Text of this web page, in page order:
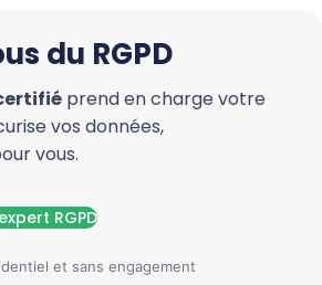
du RGPD
prend en charge votre
vos données,
vous.
RGPD